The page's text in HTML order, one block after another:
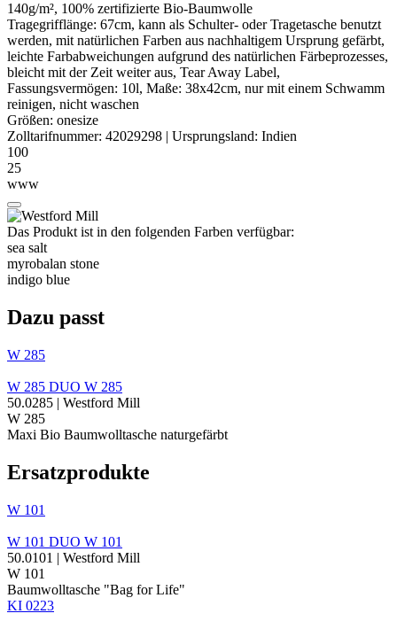
140g/m², 100% zertifizierte Bio-Baumwolle
Tragegrifflänge: 67cm, kann als Schulter- oder Tragetasche benutzt
werden, mit natürlichen Farben aus nachhaltigem Ursprung gefärbt,
leichte Farbabweichungen aufgrund des natürlichen Färbeprozesses,
bleicht mit der Zeit weiter aus, Tear Away Label,
Fassungsvermögen: 10l, Maße: 38x42cm, nur mit einem Schwamm
reinigen, nicht waschen
Größen: onesize
Zolltarifnummer: 42029298 | Ursprungsland: Indien
100
25
www
Das Produkt ist in den folgenden Farben verfügbar:
sea salt
myrobalan stone
indigo blue
Dazu passt
W 285
W 285 DUO W 285
50.0285 | Westford Mill
W 285
Maxi Bio Baumwolltasche naturgefärbt
Ersatzprodukte
W 101
W 101 DUO W 101
50.0101 | Westford Mill
W 101
Baumwolltasche "Bag for Life"
KI 0223